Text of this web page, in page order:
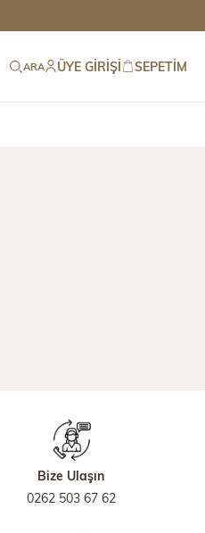
ARA ÜYE GIRIŞI SEPETIM
Bize Ulaşın
0262 503 67 62